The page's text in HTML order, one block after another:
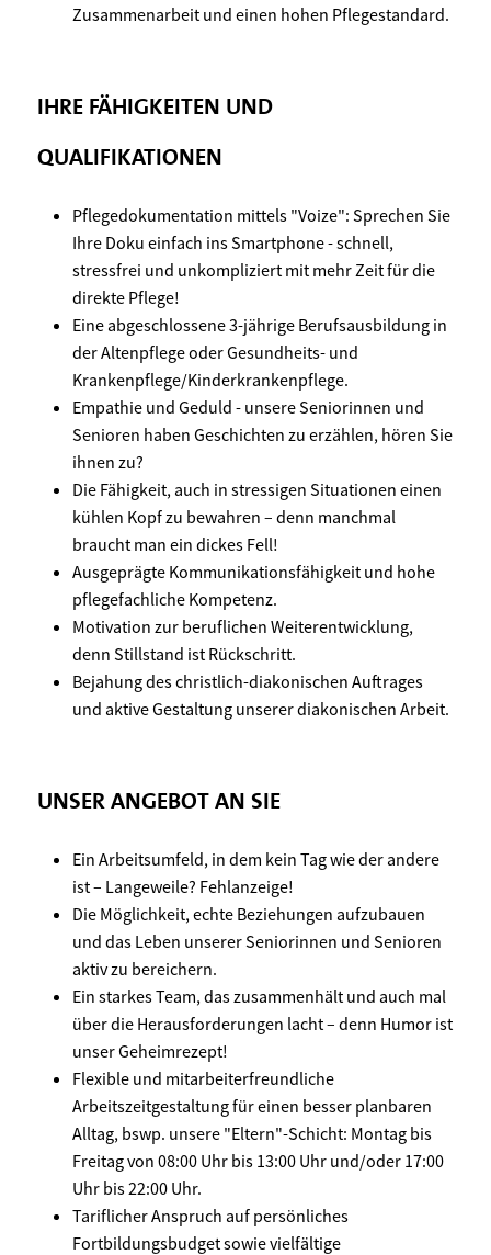
Zusammenarbeit und einen hohen Pflegestandard.
IHRE FÄHIGKEITEN UND
QUALIFIKATIONEN
Pflegedokumentation mittels "Voize": Sprechen Sie
Ihre Doku einfach ins Smartphone - schnell,
stressfrei und unkompliziert mit mehr Zeit für die
direkte Pflege!
Eine abgeschlossene 3-jährige Berufsausbildung in
der Altenpflege oder Gesundheits- und
Krankenpflege/Kinderkrankenpflege.
Empathie und Geduld - unsere Seniorinnen und
Senioren haben Geschichten zu erzählen, hören Sie
ihnen zu?
Die Fähigkeit, auch in stressigen Situationen einen
kühlen Kopf zu bewahren – denn manchmal
braucht man ein dickes Fell!
Ausgeprägte Kommunikationsfähigkeit und hohe
pflegefachliche Kompetenz.
Motivation zur beruflichen Weiterentwicklung,
denn Stillstand ist Rückschritt.
Bejahung des christlich-diakonischen Auftrages
und aktive Gestaltung unserer diakonischen Arbeit.
UNSER ANGEBOT AN SIE
Ein Arbeitsumfeld, in dem kein Tag wie der andere
ist – Langeweile? Fehlanzeige!
Die Möglichkeit, echte Beziehungen aufzubauen
und das Leben unserer Seniorinnen und Senioren
aktiv zu bereichern.
Ein starkes Team, das zusammenhält und auch mal
über die Herausforderungen lacht – denn Humor ist
unser Geheimrezept!
Flexible und mitarbeiterfreundliche
Arbeitszeitgestaltung für einen besser planbaren
Alltag, bswp. unsere "Eltern"-Schicht: Montag bis
Freitag von 08:00 Uhr bis 13:00 Uhr und/oder 17:00
Uhr bis 22:00 Uhr.
Tariflicher Anspruch auf persönliches
Fortbildungsbudget sowie vielfältige